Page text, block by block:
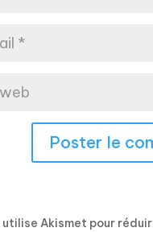
utilise Akismet pour